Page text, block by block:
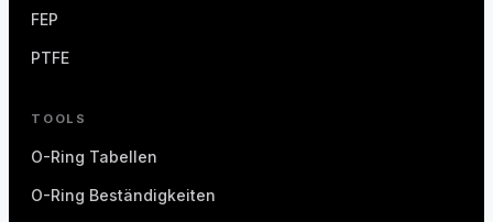
FEP
PTFE
TOOLS
O-Ring Tabellen
O-Ring Beständigkeiten